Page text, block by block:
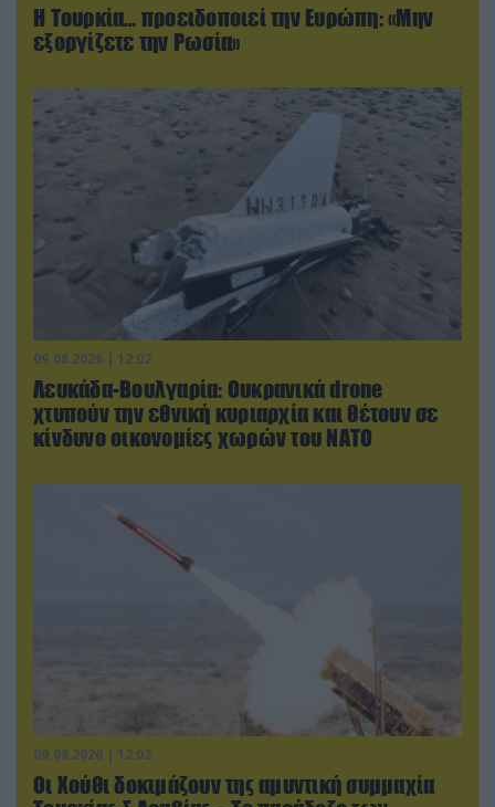
Η Τουρκία… προειδοποιεί την Ευρώπη: «Μην
εξοργίζετε την Ρωσία»
09.08.2026 | 12:02
Λευκάδα-Βουλγαρία: Ουκρανικά drone
χτυπούν την εθνική κυριαρχία και θέτουν σε
κίνδυνο οικονομίες χωρών του ΝΑΤΟ
09.08.2026 | 12:02
Οι Χούθι δοκιμάζουν της αμυντική συμμαχία